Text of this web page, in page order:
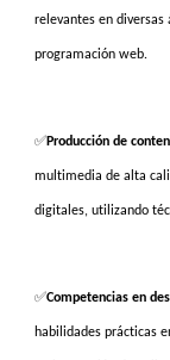
relevantes en diversas
programación web.
✅Producción de
multimedia de alta
digitales, utilizando
✅Competencias en
habilidades prácticas